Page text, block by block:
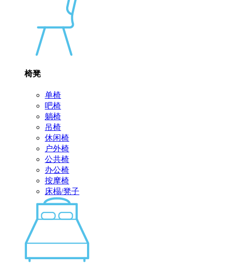
椅凳
单椅
吧椅
躺椅
吊椅
休闲椅
户外椅
公共椅
办公椅
按摩椅
床榻/凳子